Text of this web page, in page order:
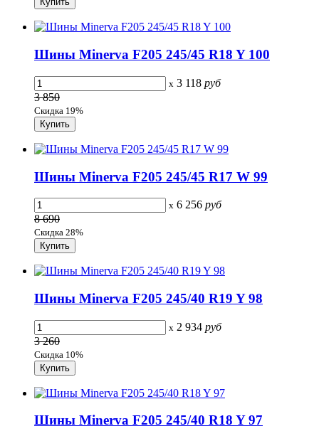
Шины Minerva F205 245/45 R18 Y 100
x 3 118 руб
3 850
Скидка 19%
Шины Minerva F205 245/45 R17 W 99
x 6 256 руб
8 690
Скидка 28%
Шины Minerva F205 245/40 R19 Y 98
x 2 934 руб
3 260
Скидка 10%
Шины Minerva F205 245/40 R18 Y 97